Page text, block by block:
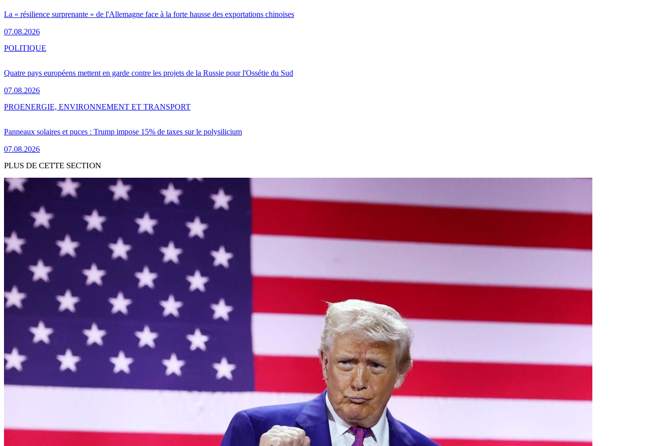
La « résilience surprenante » de l'Allemagne face à la forte hausse des exportations chinoises
07.08.2026
Quatre pays européens mettent en garde contre les projets de la Russie pour l'Ossétie du Sud
07.08.2026
POLITIQUE
Panneaux solaires et puces : Trump impose 15% de taxes sur le polysilicium
07.08.2026
PROENERGIE, ENVIRONNEMENT ET TRANSPORT
PLUS DE CETTE SECTION